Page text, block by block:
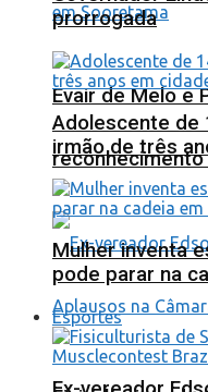
Evair de Melo e
prorrogada
Adolescente de
irmão de três
Mulher inventa
pode parar na
Esportes